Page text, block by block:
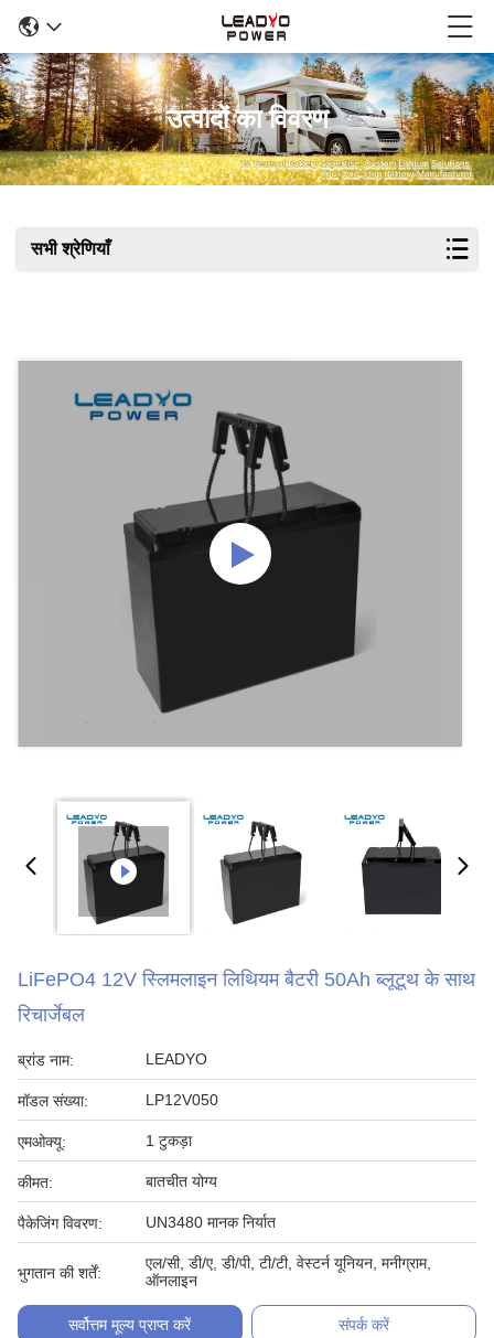
उत्पादों का विवरण
सभी श्रेणियाँ
LiFePO4 12V स्लिमलाइन लिथियम बैटरी 50Ah ब्लूटूथ के साथ
रिचार्जेबल
ब्रांड नाम: LEADYO
मॉडल संख्या: LP12V050
एमओक्यू: 1 टुकड़ा
कीमत: बातचीत योग्य
पैकेजिंग विवरण: UN3480 मानक निर्यात
भुगतान की शर्तें:
एल/सी, डी/ए, डी/पी, टी/टी, वेस्टर्न यूनियन, मनीग्राम,
ऑनलाइन
सर्वोत्तम मूल्य प्राप्त करें संपर्क करें